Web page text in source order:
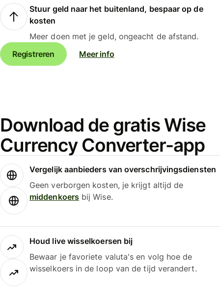
Stuur geld naar het buitenland, bespaar op de
kosten
Meer doen met je geld, ongeacht de afstand.
Registreren
Meer info
Download de gratis Wise
Currency Converter-app
Vergelijk aanbieders van overschrijvingsdiensten
Geen verborgen kosten, je krijgt altijd de
middenkoersbij Wise.
Houd live wisselkoersen bij
Bewaar je favoriete valuta's en volg hoe de
wisselkoers in de loop van de tijd verandert.